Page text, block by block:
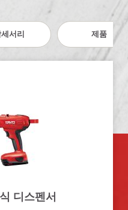
서리 제품
디스펜서